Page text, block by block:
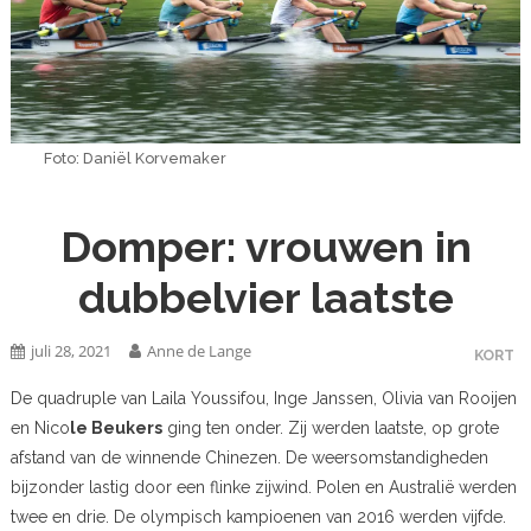
Foto: Daniël Korvemaker
Domper: vrouwen in
dubbelvier laatste
KORT
juli 28, 2021 Anne de Lange
De quadruple van Laila Youssifou, Inge Janssen, Olivia van Rooijen
en Nico le Beukersging ten onder. Zij werden laatste, op grote
afstand van de winnende Chinezen. De weersomstandigheden
bijzonder lastig door een flinke zijwind. Polen en Australië werden
twee en drie. De olympisch kampioenen van 2016 werden vijfde.